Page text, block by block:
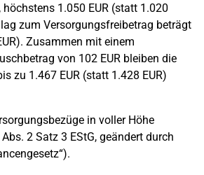
1.050 EUR (statt 1.020
zum Versorgungsfreibetrag beträgt
Zusammen mit einem
von 102 EUR bleiben die
zu 1.467 EUR (statt 1.428 EUR)
in voller Höhe
2 Satz 3 EStG, geändert durch